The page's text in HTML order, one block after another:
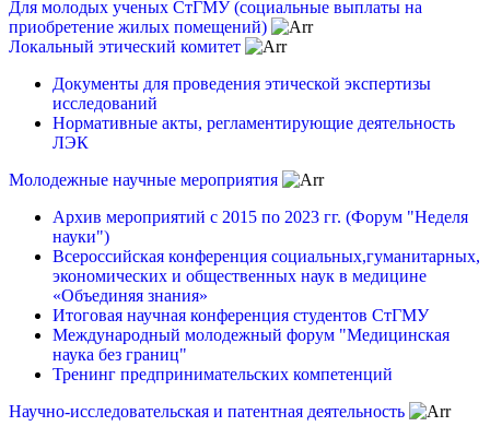
Для молодых ученых СтГМУ (социальные выплаты на
приобретение жилых помещений)
Локальный этический комитет
Документы для проведения этической экспертизы
исследований
Нормативные акты, регламентирующие деятельность
ЛЭК
Молодежные научные мероприятия
Архив мероприятий с 2015 по 2023 гг. (Форум "Неделя
науки")
Всероссийская конференция социальных,гуманитарных,
экономических и общественных наук в медицине
«Объединяя знания»
Итоговая научная конференция студентов СтГМУ
Международный молодежный форум "Медицинская
наука без границ"
Тренинг предпринимательских компетенций
Научно-исследовательская и патентная деятельность